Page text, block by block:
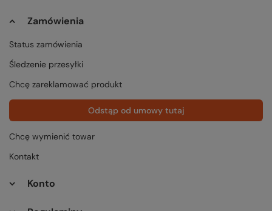
Zamówienia
Status zamówienia
Śledzenie przesyłki
Chcę zareklamować produkt
Odstąp od umowy tutaj
Chcę wymienić towar
Kontakt
Konto